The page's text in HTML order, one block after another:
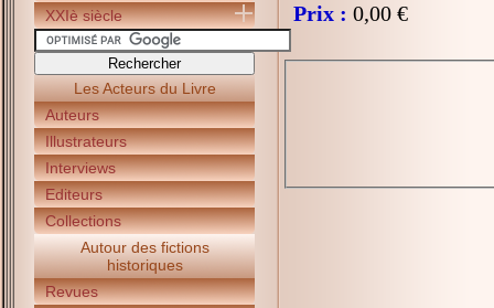
XXIè siècle
Les Acteurs du Livre
Auteurs
Illustrateurs
Interviews
Editeurs
Collections
Autour des fictions
historiques
Revues
Prix : 0,00 €